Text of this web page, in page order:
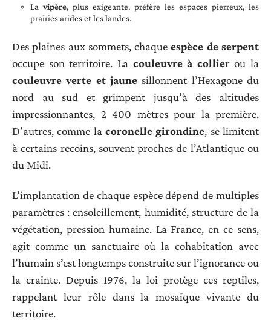
La vipère, plus exigeante, préfère les espaces pierreux, les
prairies arides et les landes.
Des plaines aux sommets, chaqueespèce de serpent
occupe son territoire. La couleuvre à collierou la
couleuvre verte et jaune sillonnent l’Hexagone du
nord au sud et grimpent jusqu’à des altitudes
impressionnantes, 2 400 mètres pour la première.
D’autres, comme la coronelle girondine, se limitent
à certains recoins, souvent proches de l’Atlantique ou
du Midi.
L’implantation de chaque espèce dépend de multiples
paramètres : ensoleillement, humidité, structure de la
végétation, pression humaine. La France, en ce sens,
agit comme un sanctuaire où la cohabitation avec
l’humain s’est longtemps construite sur l’ignorance ou
la crainte. Depuis 1976, la loi protège ces reptiles,
rappelant leur rôle dans la mosaïque vivante du
territoire.